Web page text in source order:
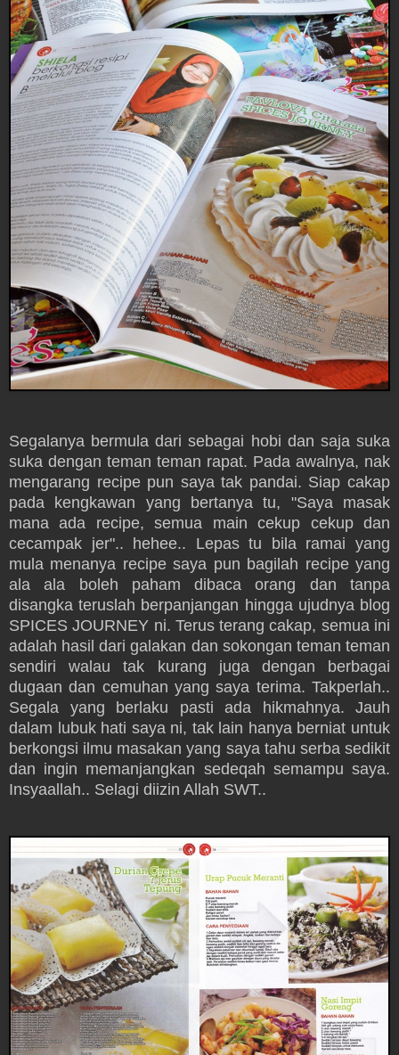
Segalanya bermula dari sebagai hobi dan saja suka
suka dengan teman teman rapat. Pada awalnya, nak
mengarang recipe pun saya tak pandai. Siap cakap
pada kengkawan yang bertanya tu, "Saya masak
mana ada recipe, semua main cekup cekup dan
cecampak jer".. hehee.. Lepas tu bila ramai yang
mula menanya recipe saya pun bagilah recipe yang
ala ala boleh paham dibaca orang dan tanpa
disangka teruslah berpanjangan hingga ujudnya blog
SPICES JOURNEY ni. Terus terang cakap, semua ini
adalah hasil dari galakan dan sokongan teman teman
sendiri walau tak kurang juga dengan berbagai
dugaan dan cemuhan yang saya terima. Takperlah..
Segala yang berlaku pasti ada hikmahnya. Jauh
dalam lubuk hati saya ni, tak lain hanya berniat untuk
berkongsi ilmu masakan yang saya tahu serba sedikit
dan ingin memanjangkan sedeqah semampu saya.
Insyaallah.. Selagi diizin Allah SWT..